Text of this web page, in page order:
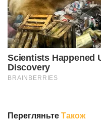
ПерегляньтеТакож